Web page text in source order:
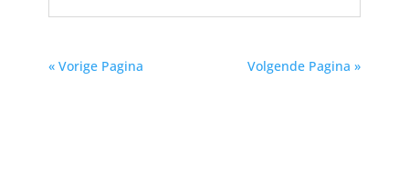
« Vorige Pagina Volgende Pagina »